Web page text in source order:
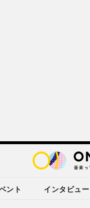
ント インタビュー